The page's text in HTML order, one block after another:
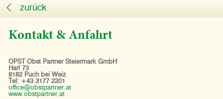
zurück
Kontakt & Anfahrt
OPST Obst Partner Steiermark GmbH
Harl 73
8182 Puch bei Weiz
Tel: +43 3177 2201
office@obstpartner.at
www.obstpartner.at